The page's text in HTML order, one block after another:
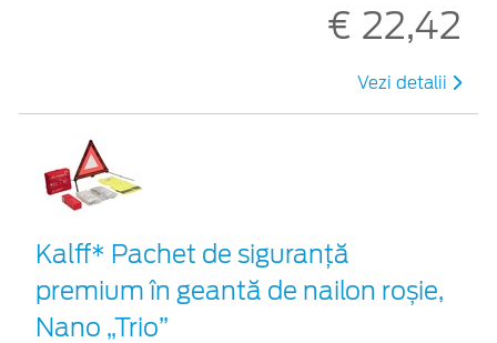
€ 22,42
Vezi detalii
Kalff* Pachet de siguranţă
premium în geantă de nailon roșie,
Nano „Trio”